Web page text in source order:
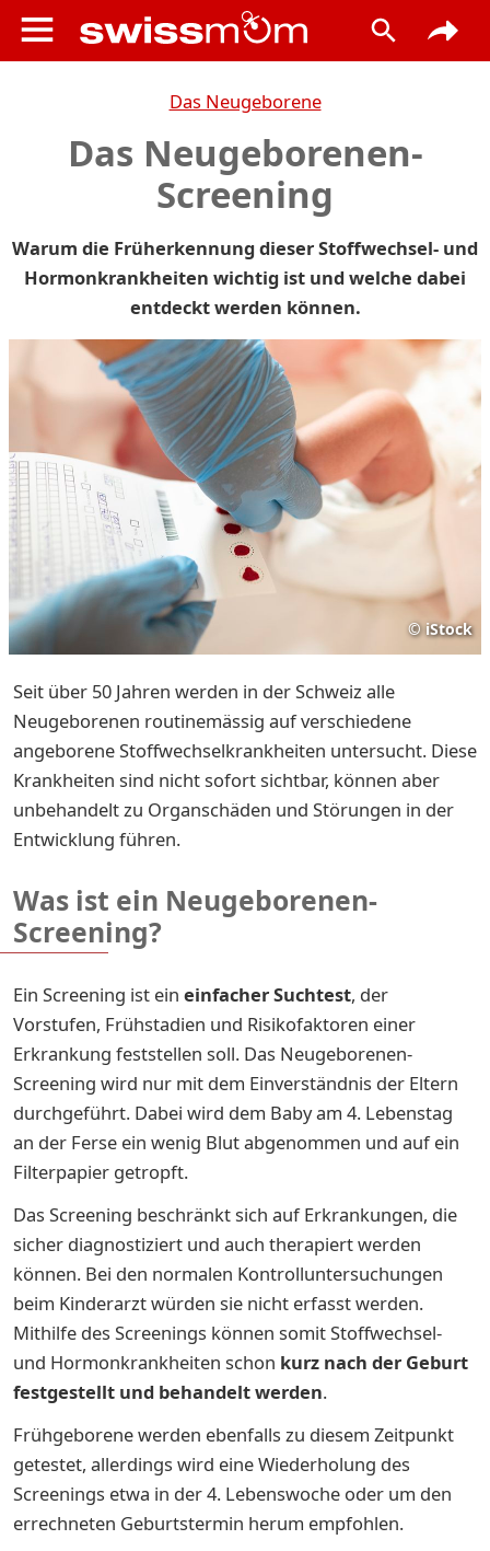
Das Neugeborene
Das Neugeborenen-
Screening
Warum die Früherkennung dieser Stoffwechsel- und
Hormonkrankheiten wichtig ist und welche dabei
entdeckt werden können.
© iStock
Seit über 50 Jahren werden in der Schweiz alle
Neugeborenen routinemässig auf verschiedene
angeborene Stoffwechselkrankheiten untersucht. Diese
Krankheiten sind nicht sofort sichtbar, können aber
unbehandelt zu Organschäden und Störungen in der
Entwicklung führen.
Was ist ein Neugeborenen-
Screening?
Ein Screening ist ein einfacher Suchtest, der
Vorstufen, Frühstadien und Risikofaktoren einer
Erkrankung feststellen soll. Das Neugeborenen-
Screening wird nur mit dem Einverständnis der Eltern
durchgeführt. Dabei wird dem Baby am 4. Lebenstag
an der Ferse ein wenig Blut abgenommen und auf ein
Filterpapier getropft.
Das Screening beschränkt sich auf Erkrankungen, die
sicher diagnostiziert und auch therapiert werden
können. Bei den normalen Kontrolluntersuchungen
beim Kinderarzt würden sie nicht erfasst werden.
Mithilfe des Screenings können somit Stoffwechsel-
und Hormonkrankheiten schon kurz nach der Geburt
festgestellt und behandelt werden.
Frühgeborene werden ebenfalls zu diesem Zeitpunkt
getestet, allerdings wird eine Wiederholung des
Screenings etwa in der 4. Lebenswoche oder um den
errechneten Geburtstermin herum empfohlen.